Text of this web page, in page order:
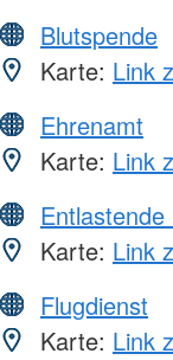
Blutspende
Karte: Link
Ehrenamt
Karte: Link
Karte: Link
Flugdienst
Karte: Link